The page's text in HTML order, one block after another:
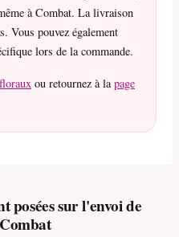
à Combat. La livraison
Vous pouvez également
lors de la commande.
ou retournez à lapage
posées sur l'envoi de